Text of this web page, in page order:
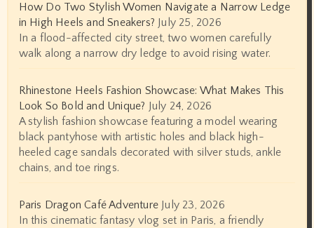
How Do Two Stylish Women Navigate a Narrow Ledge
in High Heels and Sneakers? July 25, 2026
In a flood-affected city street, two women carefully
walk along a narrow dry ledge to avoid rising water.
Rhinestone Heels Fashion Showcase: What Makes This
Look So Bold and Unique? July 24, 2026
A stylish fashion showcase featuring a model wearing
black pantyhose with artistic holes and black high-
heeled cage sandals decorated with silver studs, ankle
chains, and toe rings.
Paris Dragon Café Adventure July 23, 2026
In this cinematic fantasy vlog set in Paris, a friendly